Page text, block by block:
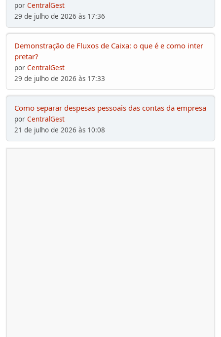
por CentralGest
29 de julho de 2026 às 17:36
Demonstração de Fluxos de Caixa: o que é e como inter
pretar?
por CentralGest
29 de julho de 2026 às 17:33
Como separar despesas pessoais das contas da empresa
por CentralGest
21 de julho de 2026 às 10:08